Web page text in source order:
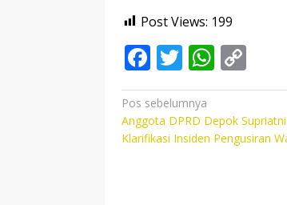
Post Views: 199
F
ac
e
b
T
w
itt
er
W
h
at
s
o
p
y
Navigasi
pos
Pos sebelumnya
Anggota DPRD Depok
Klarifikasi Insiden Pengusiran